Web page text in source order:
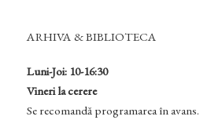
ARHIVA & BIBLIOTECA
Luni-Joi: 10-16:30
Vineri la cerere
Se recomandă programarea în avans.